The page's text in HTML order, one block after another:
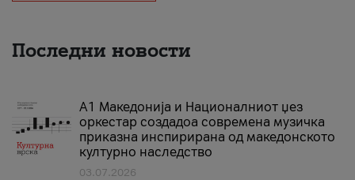
Последни новости
А1 Македонија и Националниот џез
оркестар создадоа современа музичка
приказна инспирирана од македонското
културно наследство
03.07.2026